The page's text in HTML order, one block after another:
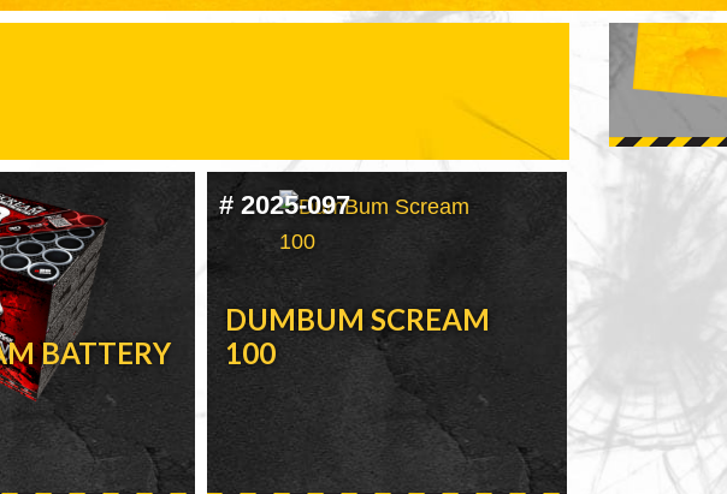
BATTERY
# 2025-097
DUMBUM SCREAM
100